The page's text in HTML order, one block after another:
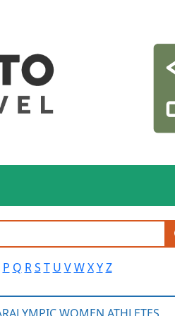
P Q R S T U V W X Y Z